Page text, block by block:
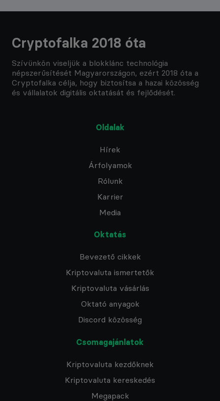
Cryptofalka 2018 óta
Szívünkön viseljük a blokklánc technológia
népszerűsítését Magyarországon, ezért 2018 óta a
Cryptofalka célja, hogy biztosítsa a hazai közösség
és vállalatok digitális oktatását és fejlődését.
Oldalak
Hírek
Árfolyamok
Rólunk
Karrier
Media
Oktatás
Bevezető cikkek
Kriptovaluta ismertetők
Kriptovaluta vásárlás
Oktató anyagok
Discord közösség
Csomagajánlatok
Kriptovaluta kezdőknek
Kriptovaluta kereskedés
Megapack